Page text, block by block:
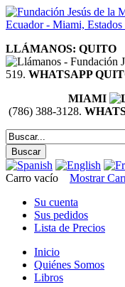
LLÁMANOS: QUITO
519. WHATSAPP
MIAMI
(786) 388-3128.
Carro vacío
Mostrar
Su cuenta
Sus pedidos
Lista de Precios
Inicio
Quiénes Somos
Libros